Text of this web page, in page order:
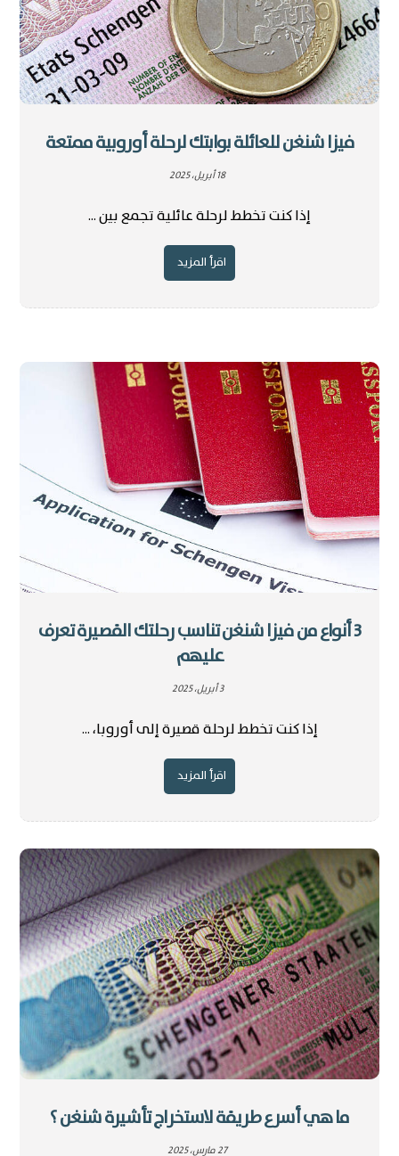
فيزا شنغن للعائلة بوابتك لرحلة أوروبية ممتعة
18 أبريل، 2025
إذا كنت تخطط لرحلة عائلية تجمع بين ...
اقرأ المزيد
3 أنواع من فيزا شنغن تناسب رحلتك القصيرة تعرف
عليهم
3 أبريل، 2025
إذا كنت تخطط لرحلة قصيرة إلى أوروبا، ...
اقرأ المزيد
ما هي أسرع طريقة لاستخراج تأشيرة شنغن ؟
27 مارس، 2025